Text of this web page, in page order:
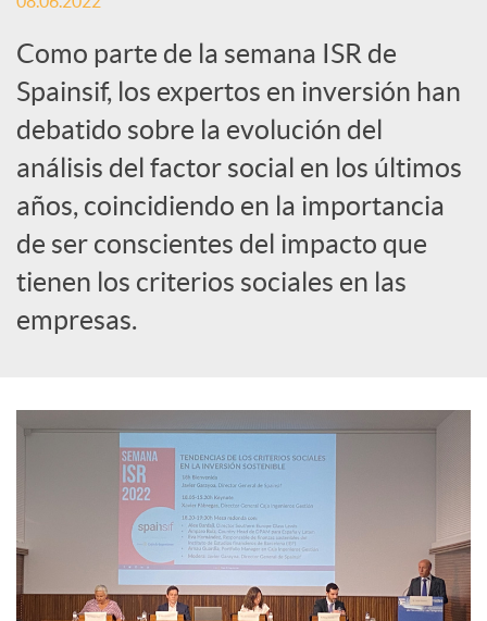
i
a
l
e
s
Como parte de la semana ISR de
Spainsif, los expertos en inversión han
debatido sobre la evolución del
análisis del factor social en los últimos
años, coincidiendo en la importancia
de ser conscientes del impacto que
tienen los criterios sociales en las
empresas.